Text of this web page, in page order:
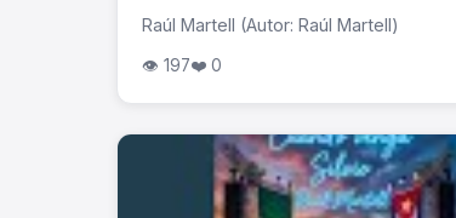
Raúl Martell (Autor: Raúl Martell)
👁 197❤️ 0